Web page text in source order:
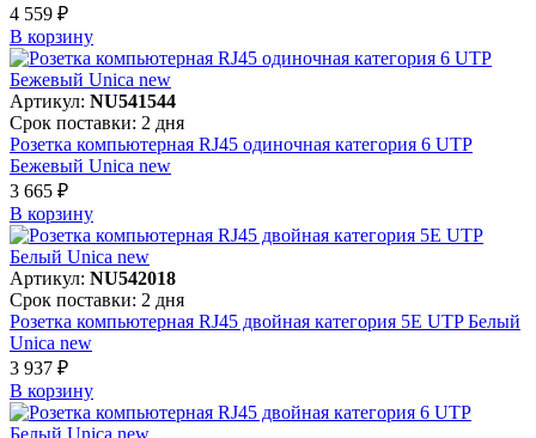
4 559 ₽
В корзинy
Артикул: NU541544
Срок поставки: 2 дня
Розетка компьютерная RJ45 одиночная категория 6 UTP
Бежевый Unica new
3 665 ₽
В корзинy
Артикул: NU542018
Срок поставки: 2 дня
Розетка компьютерная RJ45 двойная категория 5Е UTP Белый
Unica new
3 937 ₽
В корзинy